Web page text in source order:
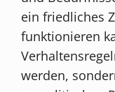
ein friedliches
funktionieren
werden,